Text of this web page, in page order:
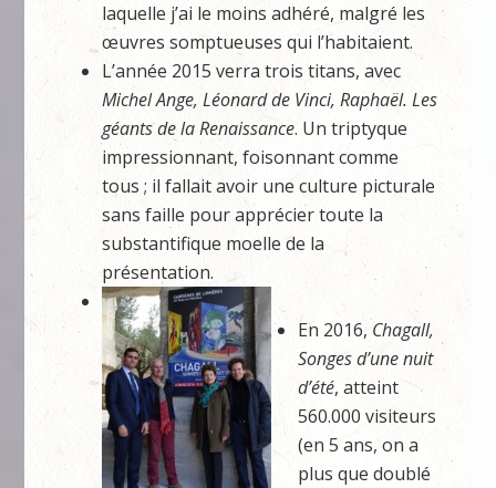
laquelle j’ai le moins adhéré, malgré les
œuvres somptueuses qui l’habitaient.
L’année 2015 verra trois titans, avec
Michel Ange, Léonard de Vinci, Raphaël. Les
géants de la Renaissance. Un triptyque
impressionnant, foisonnant comme
tous ; il fallait avoir une culture picturale
sans faille pour apprécier toute la
substantifique moelle de la
présentation.
En 2016, Chagall,
Songes d’une nuit
d’été, atteint
560.000 visiteurs
(en 5 ans, on a
plus que doublé